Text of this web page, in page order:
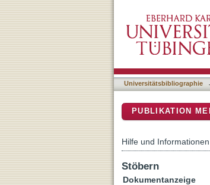
Universitätsbibliographie
PUBLIKATION
Hilfe und Informationen
Stöbern
Dokumentanzeige